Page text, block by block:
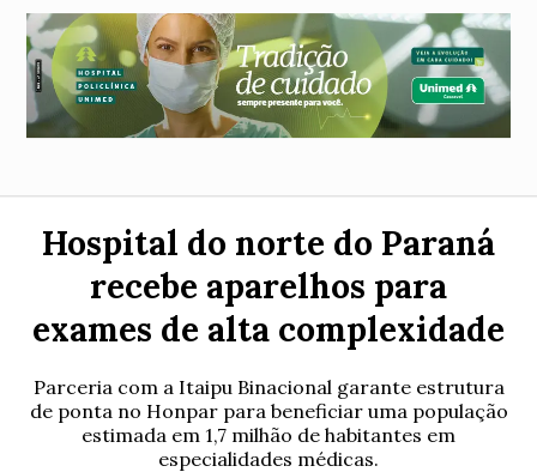
Hospital do norte do Paraná
recebe aparelhos para
exames de alta complexidade
Parceria com a Itaipu Binacional garante estrutura
de ponta no Honpar para beneficiar uma população
estimada em 1,7 milhão de habitantes em
especialidades médicas.